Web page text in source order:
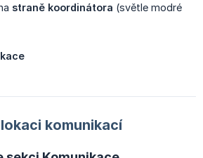
straně koordinátora (světle modré
komunikací